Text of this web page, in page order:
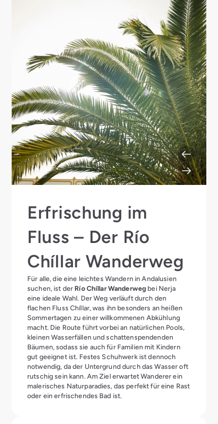
Erfrischung im
Fluss – Der Río
Chíllar Wanderweg
Für alle, die eine leichtes Wandern in Andalusien
suchen, ist der Río Chíllar Wanderweg bei Nerja
eine ideale Wahl. Der Weg verläuft durch den
flachen Fluss Chíllar, was ihn besonders an heißen
Sommertagen zu einer willkommenen Abkühlung
macht. Die Route führt vorbei an natürlichen Pools,
kleinen Wasserfällen und schattenspendenden
Bäumen, sodass sie auch für Familien mit Kindern
gut geeignet ist. Festes Schuhwerk ist dennoch
notwendig, da der Untergrund durch das Wasser oft
rutschig sein kann. Am Ziel erwartet Wanderer ein
malerisches Naturparadies, das perfekt für eine Rast
oder ein erfrischendes Bad ist.